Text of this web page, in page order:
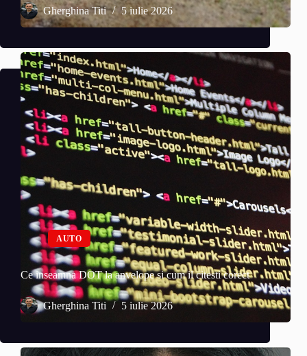
Gherghina Titi 5 iulie 2026
AUTO
Ce inseamna DOT la anvelope si cum il citesti corect
Gherghina Titi 5 iulie 2026